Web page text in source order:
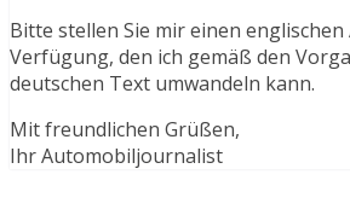
Bitte stellen Sie mir einen
Verfügung, den ich gemäß den
deutschen Text umwandeln kann.
Mit freundlichen Grüßen,
Ihr Automobiljournalist